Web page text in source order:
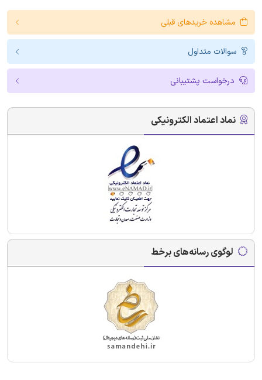
مشاهده خریدهای قبلی
سوالات متداول
درخواست پشتیبانی
نماد اعتماد الکترونیکی
لوگوی رسانه‌های برخط